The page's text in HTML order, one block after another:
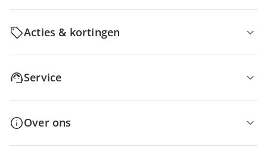
Acties & kortingen
Service
Over ons